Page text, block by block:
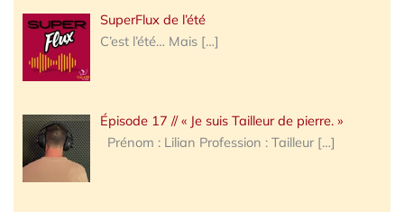
SuperFlux de l’été
C’est l’été… Mais […]
Épisode 17 // « Je suis Tailleur de pierre. »
Prénom : Lilian Profession : Tailleur […]